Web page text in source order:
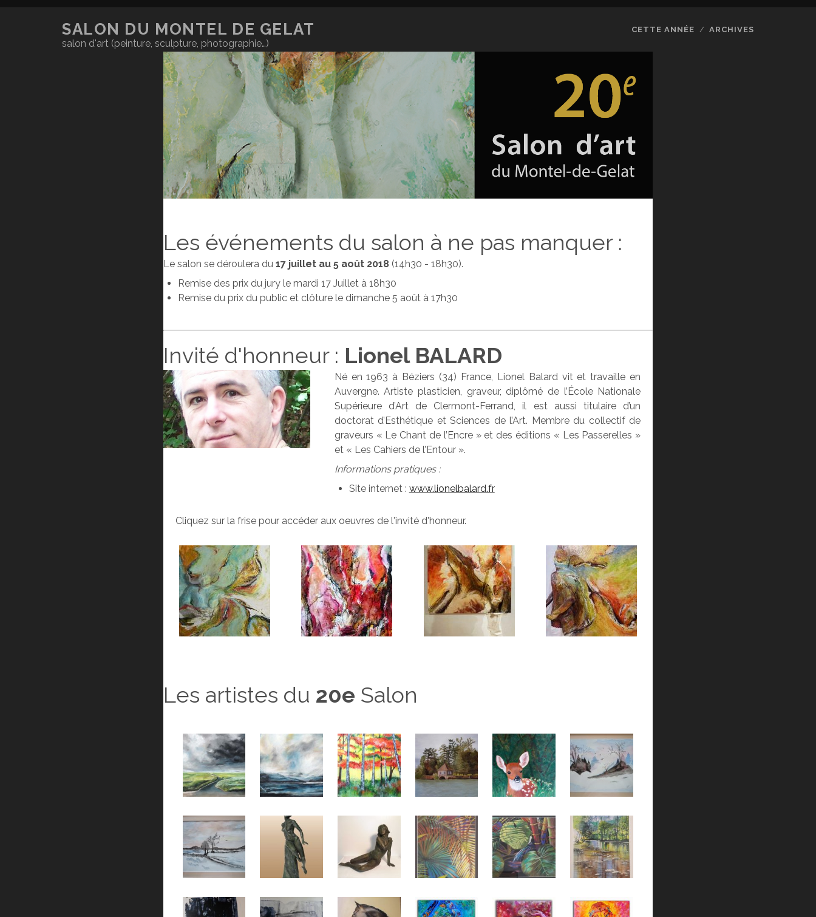
SALON DU MONTEL DE GELAT
salon d'art (peinture, sculpture, photographie…)
CETTE ANNÉE ARCHIVES
Les événements du salon à ne pas manquer :
Le salon se déroulera du 17 juillet au 5 août 2018(14h30 - 18h30).
Remise des prix du jury le mardi 17 Juillet à 18h30
Remise du prix du public et clôture le dimanche 5 août à 17h30
Invité d'honneur : Lionel BALARD
Né en 1963 à Béziers (34) France, Lionel Balard vit et travaille en
Auvergne. Artiste plasticien, graveur, diplômé de l’École Nationale
Supérieure d’Art de Clermont-Ferrand, il est aussi titulaire d’un
doctorat d’Esthétique et Sciences de l’Art. Membre du collectif de
graveurs « Le Chant de l’Encre » et des éditions « Les Passerelles »
et « Les Cahiers de l’Entour ».
Informations pratiques :
Site internet : www.lionelbalard.fr
Cliquez sur la frise pour accéder aux oeuvres de l'invité d'honneur.
Les artistes du 20e Salon